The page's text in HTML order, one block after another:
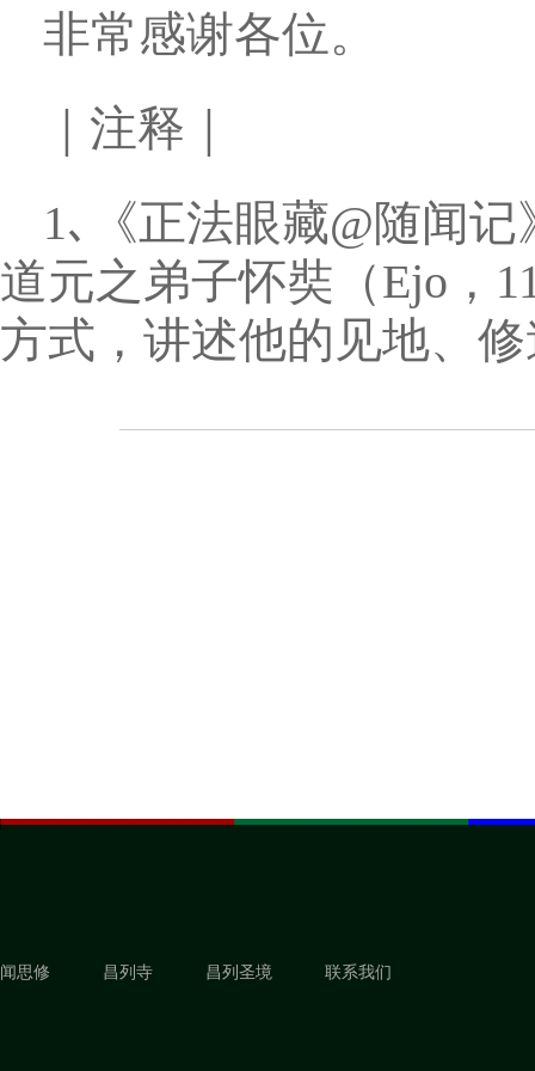
非常感谢各位。
｜注释｜
1､《正法眼藏@随闻
道元之弟子怀奘（Ejo，
方式，讲述他的见地、
闻思修 昌列寺 昌列圣境 联系我们